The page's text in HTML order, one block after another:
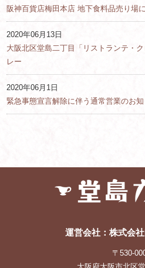
阪神百貨店梅田本店 地下食料品売り場
2020年06月13日
大阪北区堂島二丁目「リストランテ・
レー
2020年06月1日
緊急事態宣言解除に伴う通常営業のお
運営会社：株式会社
〒530-